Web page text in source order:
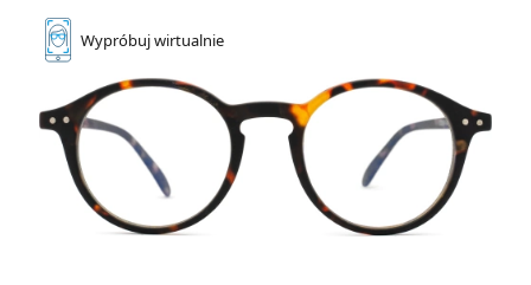
Wypróbujwirtualnie